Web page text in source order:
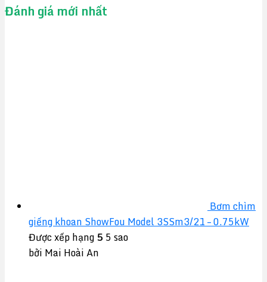
Đánh giá mới nhất
Bơm chìm
giếng khoan ShowFou Model 3SSm3/21 – 0.75kW
Được xếp hạng5 5 sao
bởi Mai Hoài An